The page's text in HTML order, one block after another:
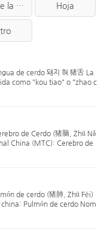
Tallo de la planta Hoja
de cerdo 돼지 혀 猪舌 La
como "kou tiao" o "zhao c
cuando está fresca.
inflamaciones, y la len...
de Cerdo (猪脑, Zhū Nǎ
China (MTC): Cerebro de
(Sus scrofa domes
Suidae. Distribuido ampl
de cerdo (猪肺, Zhū Fèi)
Pulmón de cerdo Nom
Parte utilizada: Pulmones
Neutra Meridian